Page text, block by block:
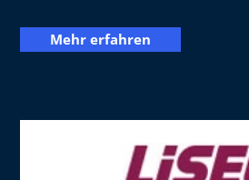
Mehr erfahren